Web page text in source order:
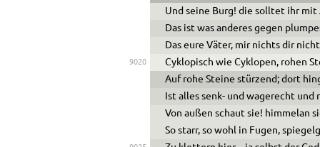
Und seine Burg! die solltet ihr mit
Das ist was anderes gegen
Das eure Väter, mir nichts dir
9020
Cyklopisch wie Cyklopen, rohen
Auf rohe Steine stürzend; dort
Ist alles senk- und wagerecht und
Von außen schaut sie! himmelan
So starr, so wohl in Fugen,